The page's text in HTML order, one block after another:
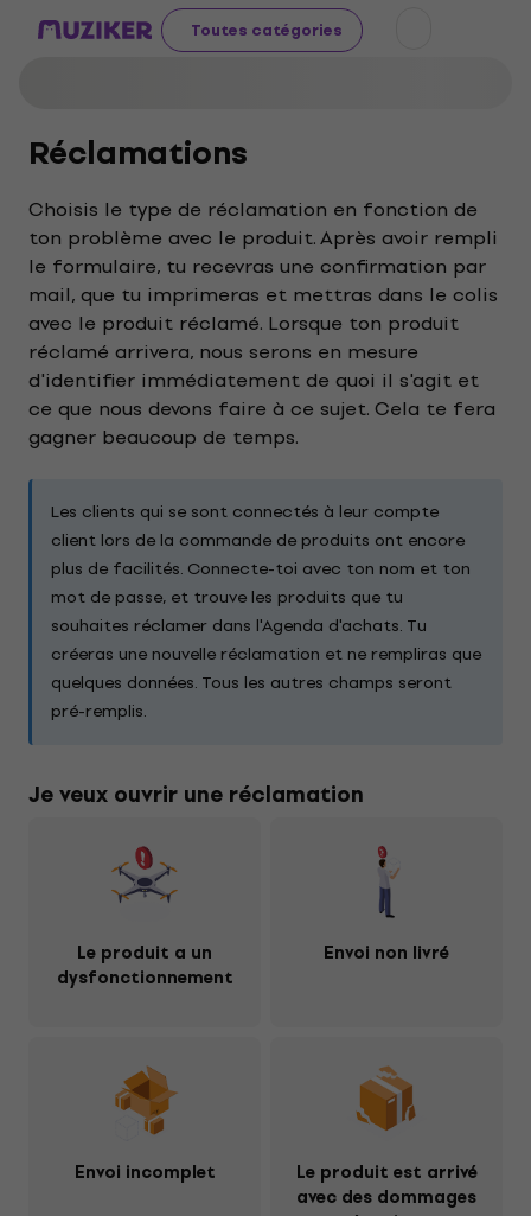
Toutes catégories
Réclamations
Choisis le type de réclamation en fonction de
ton problème avec le produit. Après avoir rempli
le formulaire, tu recevras une confirmation par
mail, que tu imprimeras et mettras dans le colis
avec le produit réclamé. Lorsque ton produit
réclamé arrivera, nous serons en mesure
d'identifier immédiatement de quoi il s'agit et
ce que nous devons faire à ce sujet. Cela te fera
gagner beaucoup de temps.
Les clients qui se sont connectés à leur compte
client lors de la commande de produits ont encore
plus de facilités. Connecte-toi avec ton nom et ton
mot de passe, et trouve les produits que tu
souhaites réclamer dans l'Agenda d'achats. Tu
créeras une nouvelle réclamation et ne rempliras que
quelques données. Tous les autres champs seront
pré-remplis.
Je veux ouvrir une réclamation
Le produit a un
dysfonctionnement
Envoi non livré
Envoi incomplet
Le produit est arrivé
avec des dommages